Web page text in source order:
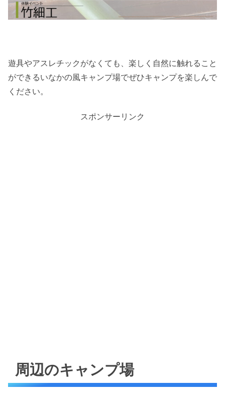
遊具やアスレチックがなくても、楽しく自然に触れること
ができるいなかの風キャンプ場でぜひキャンプを楽しんで
ください。
スポンサーリンク
周辺のキャンプ場